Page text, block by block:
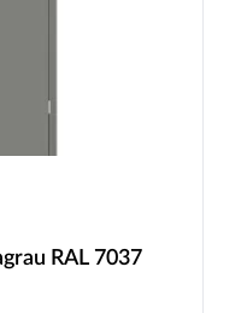
RAL 7037